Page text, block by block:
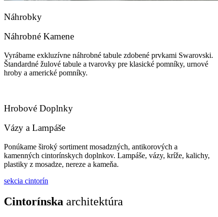
Náhrobky
Náhrobné Kamene
Vyrábame exkluzívne náhrobné tabule zdobené prvkami Swarovski.
Štandardné žulové tabule a tvarovky pre klasické pomníky, urnové
hroby a americké pomníky.
Hrobové Doplnky
Vázy a Lampáše
Ponúkame široký sortiment mosadzných, antikorových a
kamenných cintorínskych doplnkov. Lampáše, vázy, kríže, kalichy,
plastiky z mosadze, nereze a kameňa.
sekcia cintorín
Cintorínska architektúra